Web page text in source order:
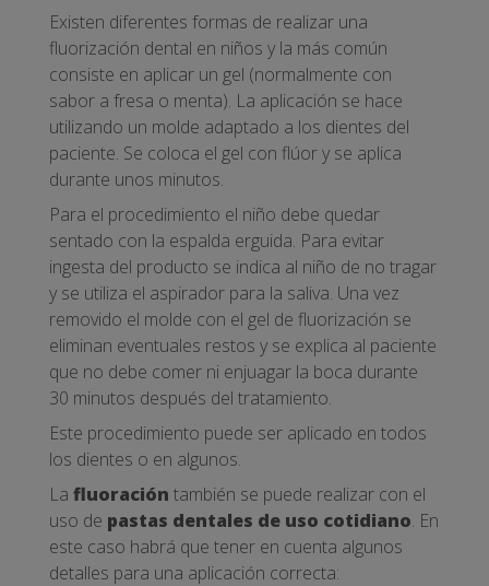
Existen diferentes formas de realizar una
fluorización dental en niños y la más común
consiste en aplicar un gel (normalmente con
sabor a fresa o menta). La aplicación se hace
utilizando un molde adaptado a los dientes del
paciente. Se coloca el gel con flúor y se aplica
durante unos minutos.
Para el procedimiento el niño debe quedar
sentado con la espalda erguida. Para evitar
ingesta del producto se indica al niño de no tragar
y se utiliza el aspirador para la saliva. Una vez
removido el molde con el gel de fluorización se
eliminan eventuales restos y se explica al paciente
que no debe comer ni enjuagar la boca durante
30 minutos después del tratamiento.
Este procedimiento puede ser aplicado en todos
los dientes o en algunos.
La fluoración también se puede realizar con el
uso de pastas dentales de uso cotidiano. En
este caso habrá que tener en cuenta algunos
detalles para una aplicación correcta: